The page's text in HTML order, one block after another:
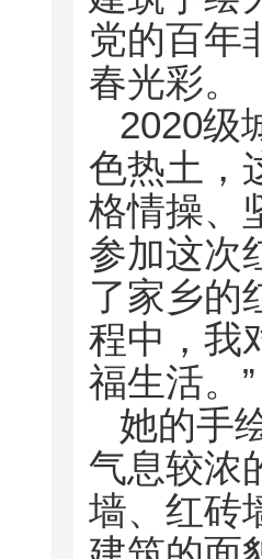
党的百年
春光彩。
2020级
色热土，
格情操、
参加这次
了家乡的
程中，我
福生活。”
她的手
气息较浓
墙、红砖